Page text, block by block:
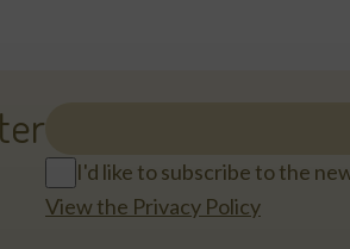
I'd like to subscribe to the
View the Privacy Policy